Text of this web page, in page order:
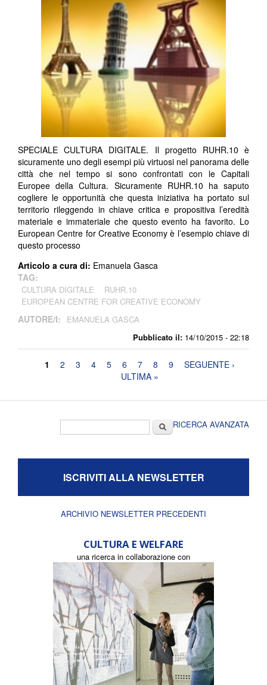
Pubblicato il: 14/10/2015 - 22:18
SPECIALE CULTURA DIGITALE. Il progetto RUHR.10 è
sicuramente uno degli esempi più virtuosi nel panorama delle
città che nel tempo si sono confrontati con le Capitali
Europee della Cultura. Sicuramente RUHR.10 ha saputo
cogliere le opportunità che questa iniziativa ha portato sul
territorio rileggendo in chiave critica e propositiva l’eredità
materiale e immateriale che questo evento ha favorito. Lo
European Centre for Creative Economy è l’esempio chiave di
questo processo
Articolo a cura di: Emanuela Gasca
TAG:
CULTURA DIGITALE
RUHR.10
EUROPEAN CENTRE FOR CREATIVE ECONOMY
AUTORE/I: EMANUELA GASCA
Pagine
1 2 3 4 5 6 7 8 9
SEGUENTE ›
ULTIMA »
CercaRICERCA AVANZATA
ISCRIVITI ALLA NEWSLETTER
ARCHIVIO NEWSLETTER PRECEDENTI
CULTURA E WELFARE
una ricerca in collaborazione con